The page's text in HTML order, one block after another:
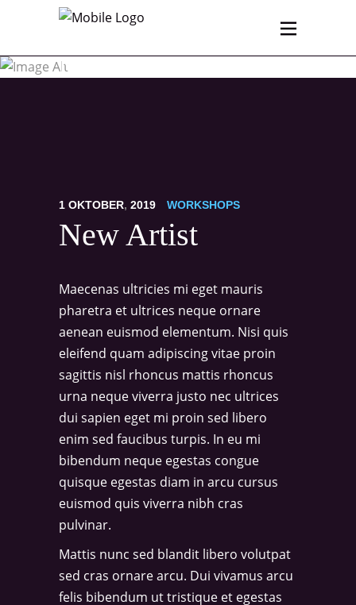
New Artist
1 OKTOBER, 2019 WORKSHOPS
New Artist
Maecenas ultricies mi eget mauris
pharetra et ultrices neque ornare
aenean euismod elementum. Nisi quis
eleifend quam adipiscing vitae proin
sagittis nisl rhoncus mattis rhoncus
urna neque viverra justo nec ultrices
dui sapien eget mi proin sed libero
enim sed faucibus turpis. In eu mi
bibendum neque egestas congue
quisque egestas diam in arcu cursus
euismod quis viverra nibh cras
pulvinar.
Mattis nunc sed blandit libero volutpat
sed cras ornare arcu. Dui vivamus arcu
felis bibendum ut tristique et egestas